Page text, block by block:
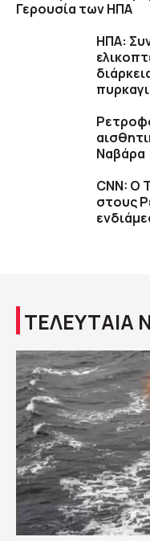
Γερουσία των ΗΠΑ
ΗΠΑ:
Ναβάρα
CNN: Ο
στους
ΤΕΛΕΥΤΑΙΑ